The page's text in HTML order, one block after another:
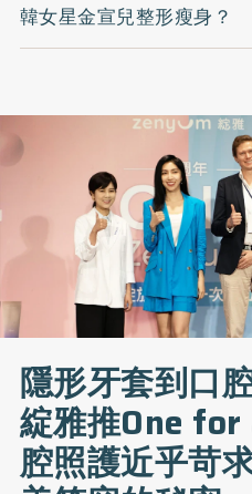
韓女星金宣兒整形瘦身？
隱形牙套到口
綻雅推One
腔照護近乎苛